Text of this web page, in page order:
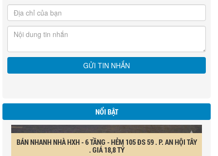
NỔI BẬT
BÁN NHANH NHÀ HXH - 6 TẦNG - HẺM 105 ĐS 59 . P. AN HỘI TÂY
. GIÁ 18,8 TỶ